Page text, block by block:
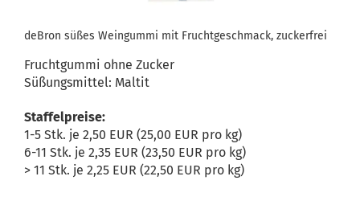
deBron süßes Weingummi mit Fruchtgeschmack, zuckerfrei
Fruchtgummi ohne Zucker
Süßungsmittel: Maltit
Staffelpreise:
1-5 Stk. je 2,50 EUR (25,00 EUR pro kg)
6-11 Stk. je 2,35 EUR (23,50 EUR pro kg)
> 11 Stk. je 2,25 EUR (22,50 EUR pro kg)